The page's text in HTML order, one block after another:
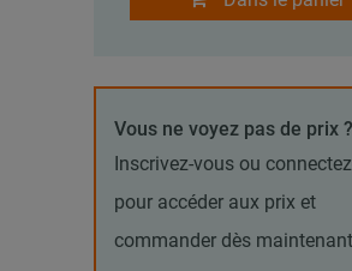
Vous ne voyez pas de prix ?
Inscrivez-vous ou
pour accéder aux prix et
commander dès